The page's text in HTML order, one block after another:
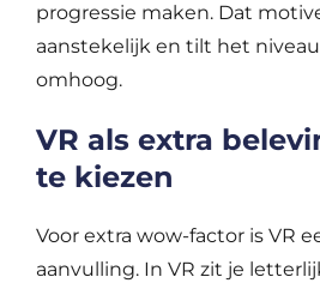
progressie maken. Dat
aanstekelijk en tilt het
omhoog.
VR als extra
te kiezen
Voor extra wow-factor is VR
aanvulling. In VR zit je